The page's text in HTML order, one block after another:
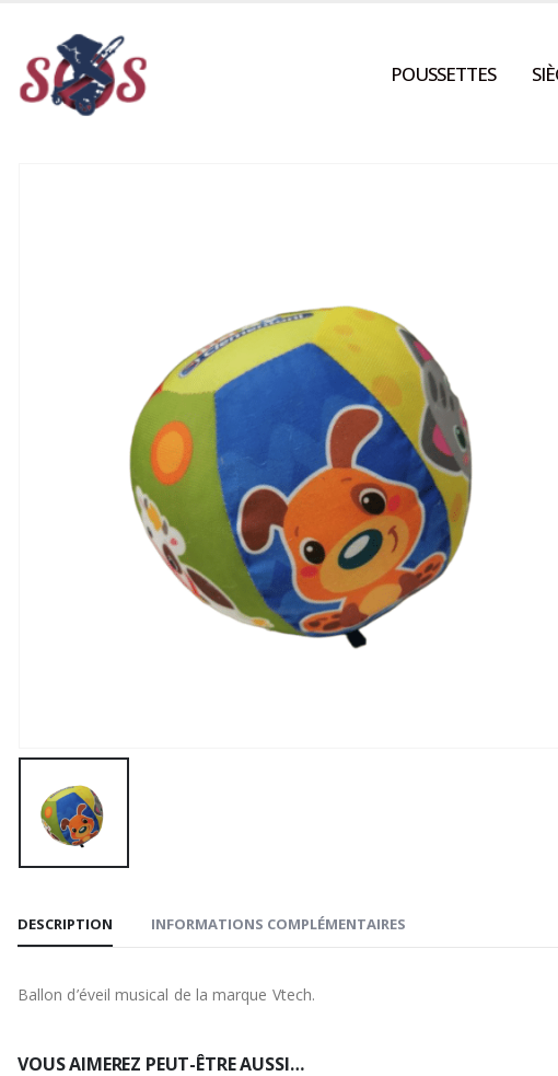
POUSSETTES
DESCRIPTION INFORMATIONS COMPLÉMENTAIRES
Ballon d’éveil musical de la marque Vtech.
VOUS AIMEREZ PEUT-ÊTRE AUSSI…